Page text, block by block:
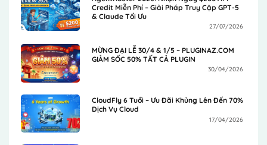
Credit Miễn Phí – Giải Pháp Truy Cập GPT-5
& Claude Tối Ưu
27/07/2026
MỪNG ĐẠI LỄ 30/4 & 1/5 – PLUGINAZ.COM
GIẢM SỐC 50% TẤT CẢ PLUGIN
30/04/2026
CloudFly 6 Tuổi – Ưu Đãi Khủng Lên Đến 70%
Dịch Vụ Cloud
17/04/2026